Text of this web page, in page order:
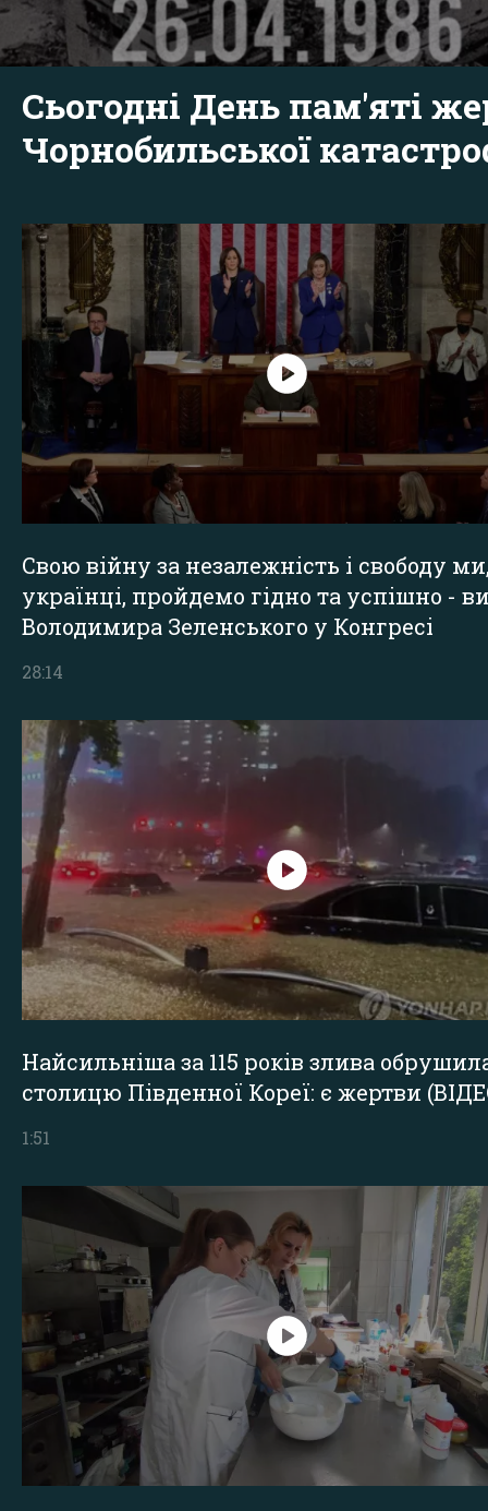
Сьогодні День пам'яті
Чорнобильської
Свою війну за незалежність і свободу
українці, пройдемо гідно та успішно -
Володимира Зеленського у Конгресі
28:14
Найсильніша за 115 років злива
столицю Південної Кореї: є жертви
1:51